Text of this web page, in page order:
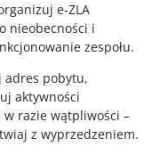
e‑ZLA
nieobecności i
zespołu.
adres pobytu,
aktywności
razie wątpliwości –
z wyprzedzeniem.